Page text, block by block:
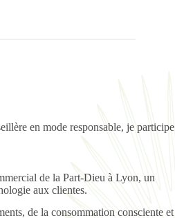
en mode responsable, je participe
de la Part-Dieu à Lyon, un
aux clientes.
de la consommation consciente et